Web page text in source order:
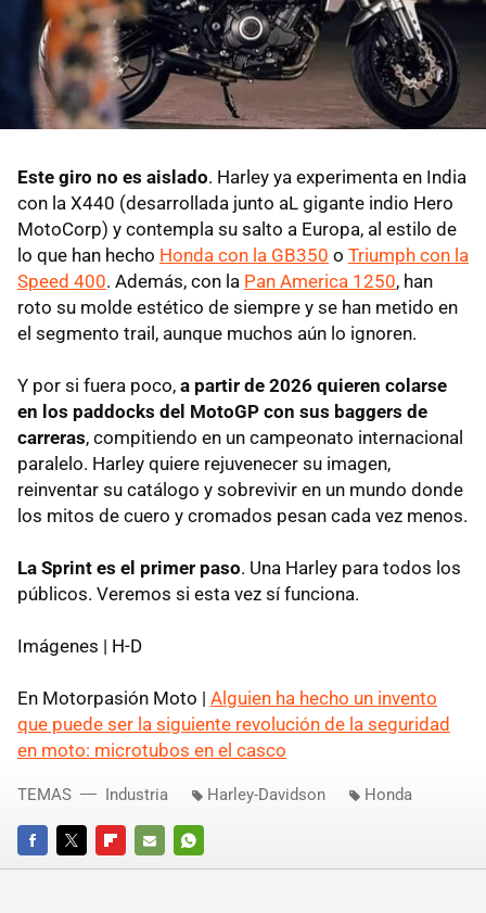
Este giro no es aislado. Harley ya experimenta en India
con la X440 (desarrollada junto aL gigante indio Hero
MotoCorp) y contempla su salto a Europa, al estilo de
lo que han hecho Honda con la GB350 o Triumph con la
Speed 400. Además, con la Pan America 1250, han
roto su molde estético de siempre y se han metido en
el segmento trail, aunque muchos aún lo ignoren.
Y por si fuera poco, a partir de 2026 quieren colarse
en los paddocks del MotoGP con sus baggers de
carreras, compitiendo en un campeonato internacional
paralelo. Harley quiere rejuvenecer su imagen,
reinventar su catálogo y sobrevivir en un mundo donde
los mitos de cuero y cromados pesan cada vez menos.
La Sprint es el primer paso. Una Harley para todos los
públicos. Veremos si esta vez sí funciona.
Imágenes | H-D
En Motorpasión Moto | Alguien ha hecho un invento
que puede ser la siguiente revolución de la seguridad
en moto: microtubos en el casco
FACEBOOKTWITTERFLIPBOARD
E-
WHATSAPP
TEMAS Industria Harley-Davidson Honda